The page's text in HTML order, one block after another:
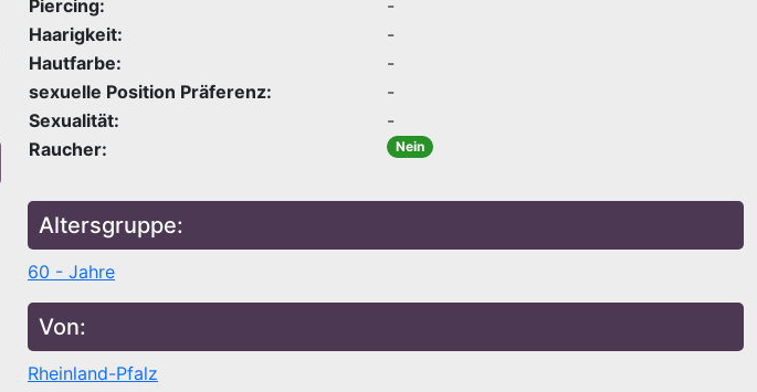
Piercing:
-
Haarigkeit:
-
Hautfarbe:
-
sexuelle Position Präferenz:
-
Sexualität:
-
Raucher:
Nein
Altersgruppe:
60 - Jahre
Von:
Rheinland-Pfalz